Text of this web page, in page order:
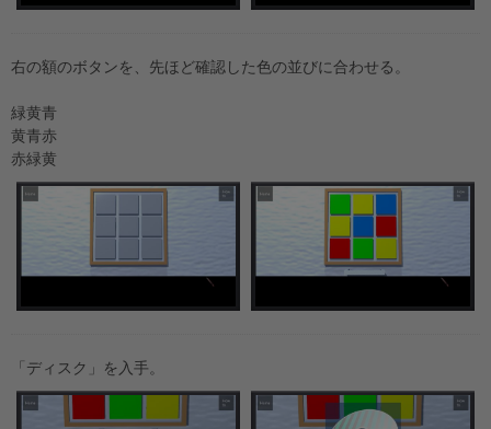
右の額のボタンを、先ほど確認した色の並びに合わせる。
緑黄青
黄青赤
赤緑黄
「ディスク」を入手。